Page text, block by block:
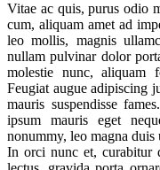
Vitae ac quis, purus odio
cum, aliquam amet ad
leo mollis, magnis
nullam pulvinar dolor
molestie nunc, aliquam
Feugiat augue adipiscing
mauris suspendisse
ipsum mauris eget
nonummy, leo magna duis
In orci nunc et, curabitur